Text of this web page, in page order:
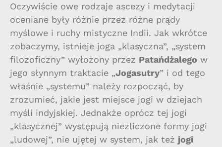
Oczywiście owe rodzaje ascezy i medytacji
oceniane były różnie przez różne prądy
myślowe i ruchy mistyczne Indii. Jak wkrótce
zobaczymy, istnieje joga „klasyczna”, „system
filozoficzny” wyłożony przez Patańdżalego w
jego słynnym traktacie „Jogasutry” i od tego
właśnie „systemu” należy rozpocząć, by
zrozumieć, jakie jest miejsce jogi w dziejach
myśli indyjskiej. Jednakże oprócz tej jogi
„klasycznej” występują niezliczone formy jogi
„ludowej”, nie ujętej w system, jak też jogi